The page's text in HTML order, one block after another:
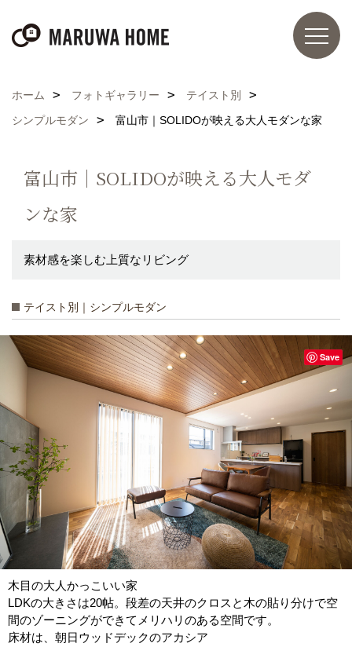
ホーム フォトギャラリー
テイスト別
シンプルモダン
富山市｜SOLIDOが映える大人モダンな家
富山市｜SOLIDOが映える大人モダ
ンな家
素材感を楽しむ上質なリビング
テイスト別｜シンプルモダン
木目の大人かっこいい家
LDKの大きさは20帖。段差の天井のクロスと木の貼り分けで空
間のゾーニングができてメリハリのある空間です。
床材は、朝日ウッドデックのアカシア
Save